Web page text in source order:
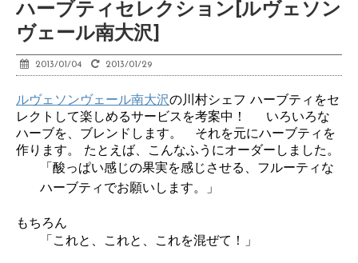
ハーブティセレクション[ルヴェソン
ヴェール南大沢]
2013/01/04 2013/01/29
ルヴェソンヴェール南大沢の川村シェフ ハーブティをセ
レクトして楽しめるサービスを考案中！ いろいろな
ハーブを、ブレンドします。 それを元にハーブティを
作ります。 たとえば、こんなふうにオーダーしました。
「酸っぱい感じの果実を感じさせる、フルーティな
ハーブティでお願いします。」
もちろん
「これと、これと、これを混ぜて！」